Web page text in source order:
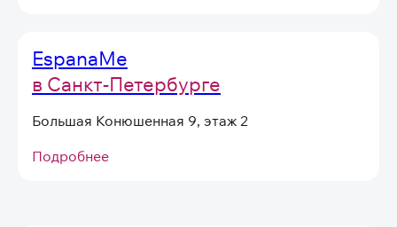
EspanaMe
в Санкт-Петербурге
Большая Конюшенная 9, этаж 2
Подробнее